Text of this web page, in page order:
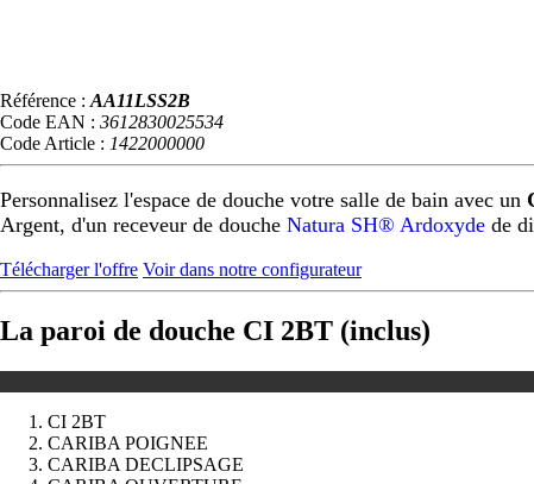
Référence : AA11LSS2B
Code EAN : 3612830025534
Code Article : 1422000000
Personnalisez l'espace de douche votre salle de bain avec un
Argent, d'un receveur de douche Natura SH® Ardoxyde de
Télécharger l'offre Voir dans notre configurateur
La paroi de douche CI 2BT (inclus)
CI 2BT
CARIBA POIGNEE
CARIBA DECLIPSAGE